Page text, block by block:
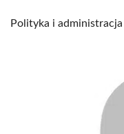
Polityka i administracja